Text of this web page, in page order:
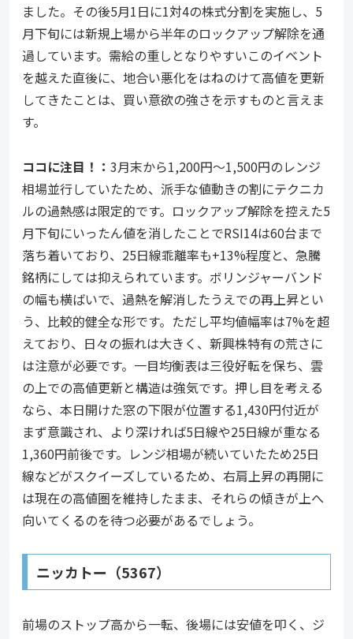
ました。その後5月1日に1対4の株式分割を実施し、5
月下旬には新規上場から半年のロックアップ解除を通
過しています。需給の重しとなりやすいこのイベント
を越えた直後に、地合い悪化をはねのけて高値を更新
してきたことは、買い意欲の強さを示すものと言えま
す。
ココに注目！： 3月末から1,200円～1,500円のレンジ
相場並行していたため、派手な値動きの割にテクニカ
ルの過熱感は限定的です。ロックアップ解除を控えた5
月下旬にいったん値を消したことでRSI14は60台まで
落ち着いており、25日線乖離率も+13%程度と、急騰
銘柄にしては抑えられています。ボリンジャーバンド
の幅も横ばいで、過熱を解消したうえでの再上昇とい
う、比較的健全な形です。ただし平均値幅率は7%を超
えており、日々の振れは大きく、新興株特有の荒さに
は注意が必要です。一目均衡表は三役好転を保ち、雲
の上での高値更新と構造は強気です。押し目を考える
なら、本日開けた窓の下限が位置する1,430円付近が
まず意識され、より深ければ5日線や25日線が重なる
1,360円前後です。レンジ相場が続いていたため25日
線などがスクイーズしているため、右肩上昇の再開に
は現在の高値圏を維持したまま、それらの傾きが上へ
向いてくるのを待つ必要があるでしょう。
ニッカトー（5367）
前場のストップ高から一転、後場には安値を叩く、ジ